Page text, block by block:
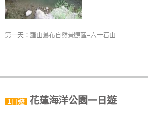
第一天：羅山瀑布自然景觀區→六十石山
1日遊 花蓮海洋公園一日遊